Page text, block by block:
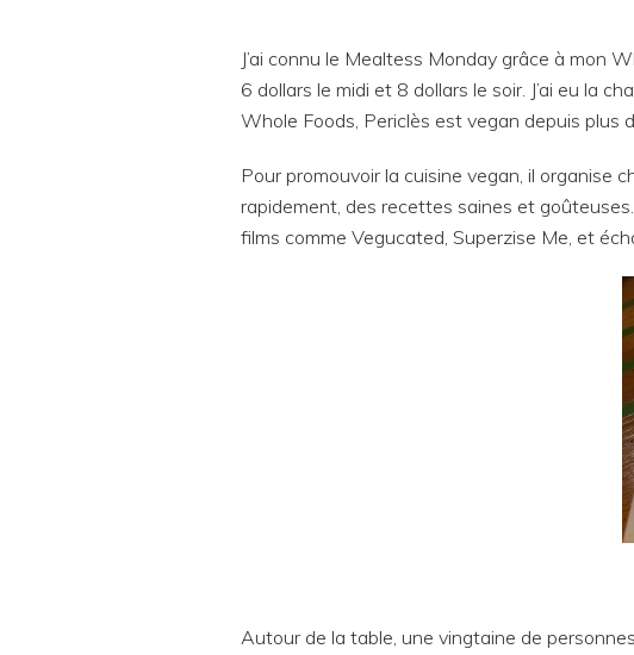
J’ai connu le Mealtess Monday grâce à mon
6 dollars le midi et 8 dollars le soir. J’ai eu la
Whole Foods, Periclès est vegan depuis plus
Pour promouvoir la cuisine vegan, il organise
rapidement, des recettes saines et
films comme Vegucated, Superzise Me, et
Autour de la table, une vingtaine de